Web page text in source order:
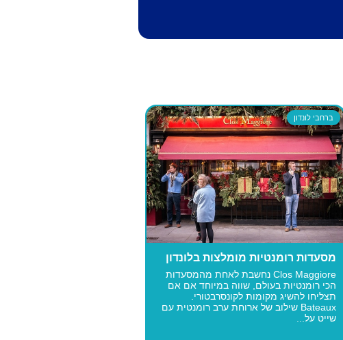
ברחבי לונדון
מסעדות רומנטיות מומלצות בלונדון
Clos Maggiore נחשבת לאחת מהמסעדות
הכי רומנטיות בעולם, שווה במיוחד אם אם
תצליחו להשיג מקומות לקונסרבטורי.
Bateaux שילוב של ארוחת ערב רומנטית עם
שייט על...